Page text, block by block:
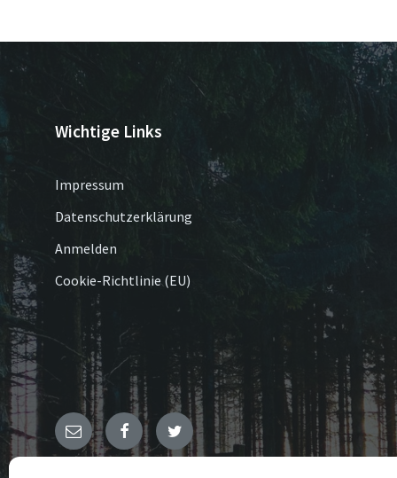
Wichtige Links
Impressum
Datenschutzerklärung
Anmelden
Cookie-Richtlinie (EU)
E- FacebookTwitter